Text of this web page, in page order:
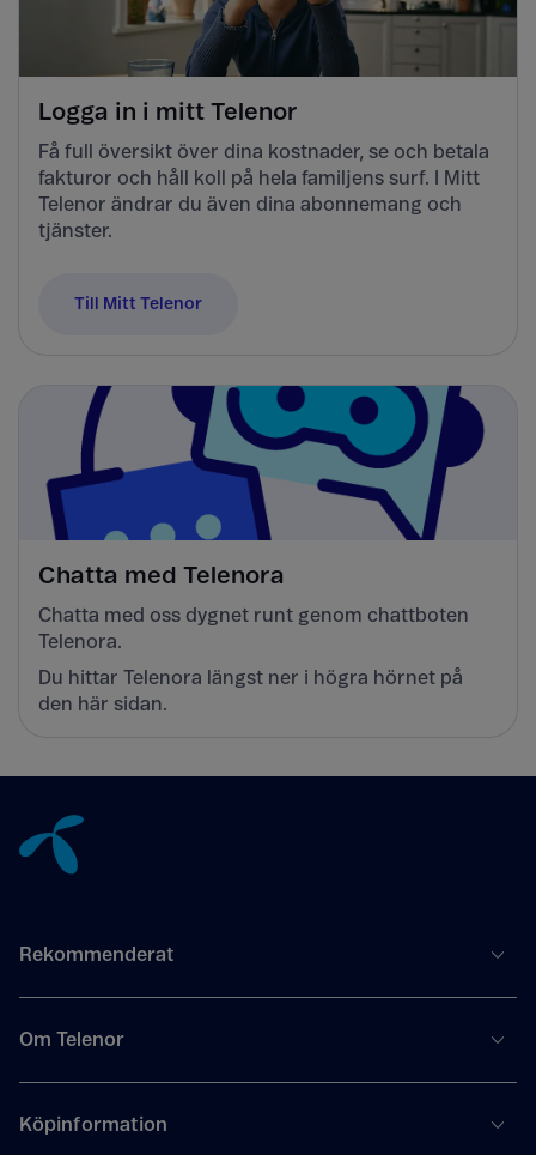
Logga in i mitt Telenor
Få full översikt över dina kostnader, se och betala
fakturor och håll koll på hela familjens surf. I Mitt
Telenor ändrar du även dina abonnemang och
tjänster.
Till Mitt Telenor
Chatta med Telenora
Chatta med oss dygnet runt genom chattboten
Telenora.
Du hittar Telenora längst ner i högra hörnet på
den här sidan.
Rekommenderat
Om Telenor
Köpinformation